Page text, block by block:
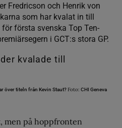
Fredricson och Henrik von
som har kvalat in till
första svenska Top Ten-
i GCT:s stora GP.
över titeln från Kevin Staut? Foto: CHI Geneva
men på hoppfronten